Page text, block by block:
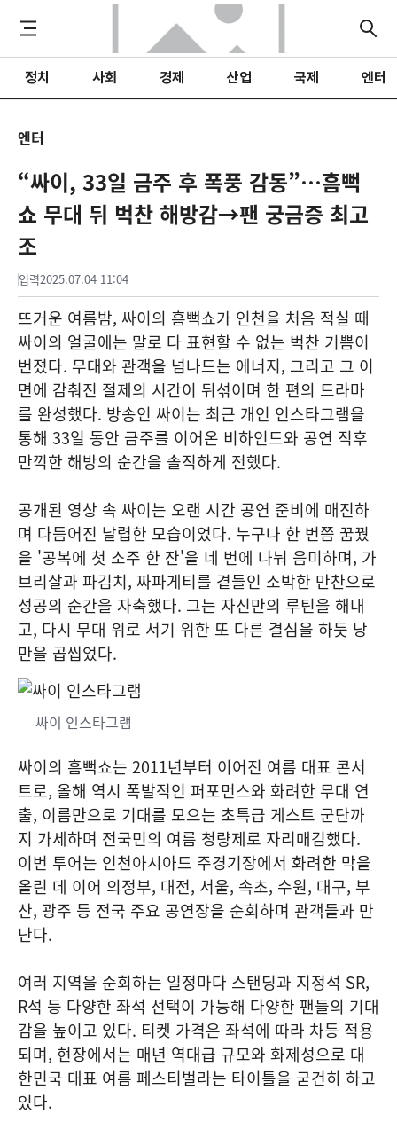
정치 사회 경제 산업 국제 엔터
엔터
“싸이, 33일 금주 후 폭풍 감동”…흠뻑
쇼 무대 뒤 벅찬 해방감→팬 궁금증 최고
조
입력2025.07.04 11:04
뜨거운 여름밤, 싸이의 흠뻑쇼가 인천을 처음 적실 때
싸이의 얼굴에는 말로 다 표현할 수 없는 벅찬 기쁨이
번졌다. 무대와 관객을 넘나드는 에너지, 그리고 그 이
면에 감춰진 절제의 시간이 뒤섞이며 한 편의 드라마
를 완성했다. 방송인 싸이는 최근 개인 인스타그램을
통해 33일 동안 금주를 이어온 비하인드와 공연 직후
만끽한 해방의 순간을 솔직하게 전했다.
공개된 영상 속 싸이는 오랜 시간 공연 준비에 매진하
며 다듬어진 날렵한 모습이었다. 누구나 한 번쯤 꿈꿨
을 '공복에 첫 소주 한 잔'을 네 번에 나눠 음미하며, 가
브리살과 파김치, 짜파게티를 곁들인 소박한 만찬으로
성공의 순간을 자축했다. 그는 자신만의 루틴을 해내
고, 다시 무대 위로 서기 위한 또 다른 결심을 하듯 낭
만을 곱씹었다.
싸이 인스타그램
싸이의 흠뻑쇼는 2011년부터 이어진 여름 대표 콘서
트로, 올해 역시 폭발적인 퍼포먼스와 화려한 무대 연
출, 이름만으로 기대를 모으는 초특급 게스트 군단까
지 가세하며 전국민의 여름 청량제로 자리매김했다.
이번 투어는 인천아시아드 주경기장에서 화려한 막을
올린 데 이어 의정부, 대전, 서울, 속초, 수원, 대구, 부
산, 광주 등 전국 주요 공연장을 순회하며 관객들과 만
난다.
여러 지역을 순회하는 일정마다 스탠딩과 지정석 SR,
R석 등 다양한 좌석 선택이 가능해 다양한 팬들의 기대
감을 높이고 있다. 티켓 가격은 좌석에 따라 차등 적용
되며, 현장에서는 매년 역대급 규모와 화제성으로 대
한민국 대표 여름 페스티벌라는 타이틀을 굳건히 하고
있다.